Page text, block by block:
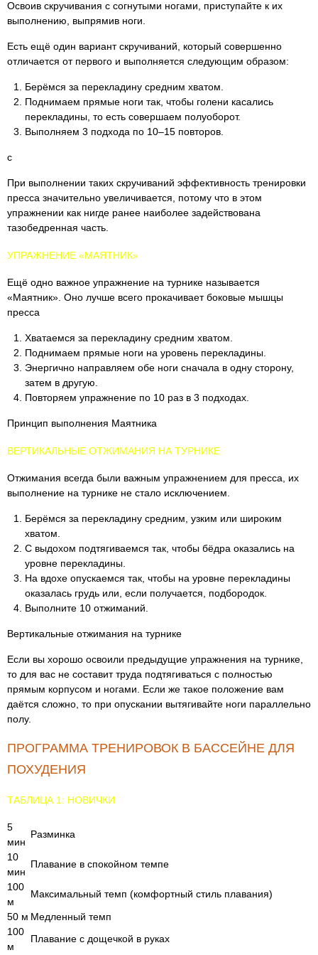
Освоив скручивания с согнутыми ногами, приступайте к их
выполнению, выпрямив ноги.
Есть ещё один вариант скручиваний, который совершенно
отличается от первого и выполняется следующим образом:
Берёмся за перекладину средним хватом.
Поднимаем прямые ноги так, чтобы голени касались
перекладины, то есть совершаем полуоборот.
Выполняем 3 подхода по 10–15 повторов.
с
При выполнении таких скручиваний эффективность тренировки
пресса значительно увеличивается, потому что в этом
упражнении как нигде ранее наиболее задействована
тазобедренная часть.
УПРАЖНЕНИЕ «МАЯТНИК»
Ещё одно важное упражнение на турнике называется
«Маятник». Оно лучше всего прокачивает боковые мышцы
пресса
Хватаемся за перекладину средним хватом.
Поднимаем прямые ноги на уровень перекладины.
Энергично направляем обе ноги сначала в одну сторону,
затем в другую.
Повторяем упражнение по 10 раз в 3 подходах.
Принцип выполнения Маятника
ВЕРТИКАЛЬНЫЕ ОТЖИМАНИЯ НА ТУРНИКЕ
Отжимания всегда были важным упражнением для пресса, их
выполнение на турнике не стало исключением.
Берёмся за перекладину средним, узким или широким
хватом.
С выдохом подтягиваемся так, чтобы бёдра оказались на
уровне перекладины.
На вдохе опускаемся так, чтобы на уровне перекладины
оказалась грудь или, если получается, подбородок.
Выполните 10 отжиманий.
Вертикальные отжимания на турнике
Если вы хорошо освоили предыдущие упражнения на турнике,
то для вас не составит труда подтягиваться с полностью
прямым корпусом и ногами. Если же такое положение вам
даётся сложно, то при опускании вытягивайте ноги параллельно
полу.
ПРОГРАММА ТРЕНИРОВОК В БАССЕЙНЕ ДЛЯ
ПОХУДЕНИЯ
ТАБЛИЦА 1: НОВИЧКИ
5
мин
Разминка
10
мин
Плавание в спокойном темпе
100
м
Максимальный темп (комфортный стиль плавания)
50 м Медленный темп
100
м
Плавание с дощечкой в руках